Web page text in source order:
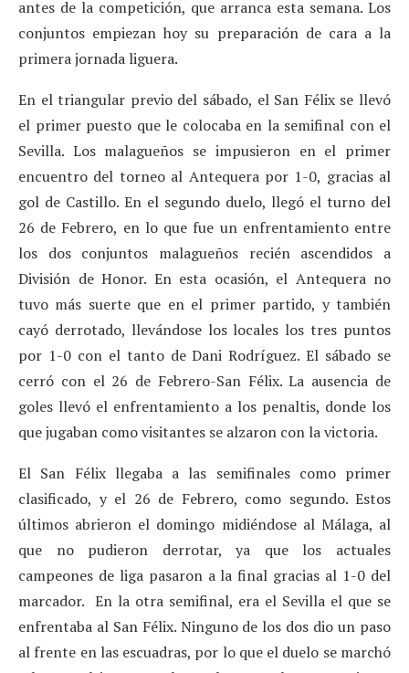
antes de la competición, que arranca esta semana. Los
conjuntos empiezan hoy su preparación de cara a la
primera jornada liguera.
En el triangular previo del sábado, el San Félix se llevó
el primer puesto que le colocaba en la semifinal con el
Sevilla. Los malagueños se impusieron en el primer
encuentro del torneo al Antequera por 1-0, gracias al
gol de Castillo. En el segundo duelo, llegó el turno del
26 de Febrero, en lo que fue un enfrentamiento entre
los dos conjuntos malagueños recién ascendidos a
División de Honor. En esta ocasión, el Antequera no
tuvo más suerte que en el primer partido, y también
cayó derrotado, llevándose los locales los tres puntos
por 1-0 con el tanto de Dani Rodríguez. El sábado se
cerró con el 26 de Febrero-San Félix. La ausencia de
goles llevó el enfrentamiento a los penaltis, donde los
que jugaban como visitantes se alzaron con la victoria.
El San Félix llegaba a las semifinales como primer
clasificado, y el 26 de Febrero, como segundo. Estos
últimos abrieron el domingo midiéndose al Málaga, al
que no pudieron derrotar, ya que los actuales
campeones de liga pasaron a la final gracias al 1-0 del
marcador. En la otra semifinal, era el Sevilla el que se
enfrentaba al San Félix. Ninguno de los dos dio un paso
al frente en las escuadras, por lo que el duelo se marchó